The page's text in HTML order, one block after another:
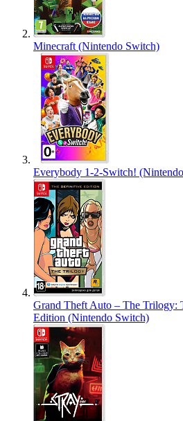
Minecraft (Nintendo Switch)
Everybody 1-2-Switch!
Grand Theft Auto – The Trilogy:
Edition (Nintendo Switch)